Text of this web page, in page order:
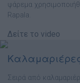
ψάρεμα
Rapala.
Δείτε το video
Καλαμαριέρες
Σειρά από